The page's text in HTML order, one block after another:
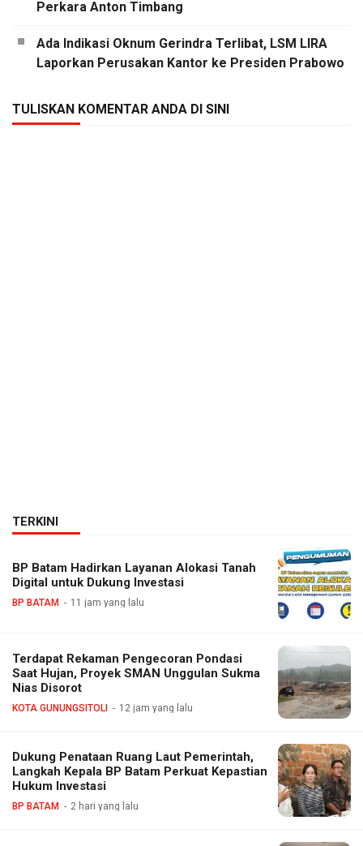
Perkara Anton Timbang
Ada Indikasi Oknum Gerindra Terlibat, LSM LIRA
Laporkan Perusakan Kantor ke Presiden Prabowo
TULISKAN KOMENTAR ANDA DI SINI
TERKINI
BP Batam Hadirkan Layanan Alokasi Tanah
Digital untuk Dukung Investasi
BP BATAM 11 jam yang lalu
Terdapat Rekaman Pengecoran Pondasi
Saat Hujan, Proyek SMAN Unggulan Sukma
Nias Disorot
KOTA GUNUNGSITOLI 12 jam yang lalu
Dukung Penataan Ruang Laut Pemerintah,
Langkah Kepala BP Batam Perkuat Kepastian
Hukum Investasi
BP BATAM 2 hari yang lalu